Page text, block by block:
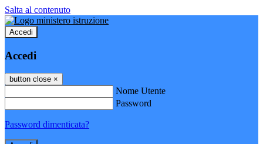
Salta al contenuto
Accedi
Accedi
button close ×
Nome Utente
Password
Password dimenticata?